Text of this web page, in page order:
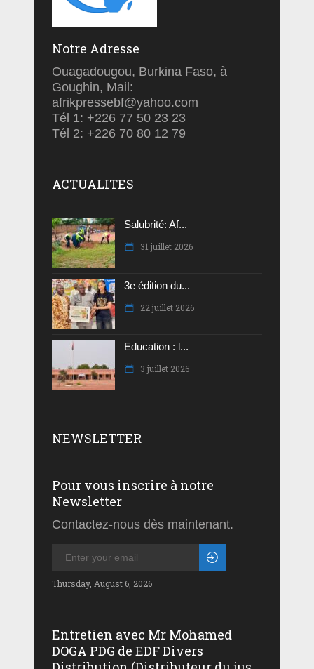
Notre Adresse
Ouagadougou, Burkina Faso, à
Goughin, Mail:
afrikpressebf@yahoo.com
Tél 1: +226 77 50 23 23
Tél 2: +226 70 80 12 79
ACTUALITES
Salubrité: Af...
31 juillet 2026
3e édition du...
22 juillet 2026
Education : l...
3 juillet 2026
NEWSLETTER
Pour vous inscrire à notre
Newsletter
Contactez-nous dès maintenant.
Thursday, August 6, 2026
Entretien avec Mr Mohamed
DOGA PDG de EDF Divers